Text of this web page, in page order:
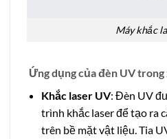
Máy khắc
Ứng dụng của đèn UV
Khắc laser UV: Đèn UV
trình khắc laser để tạo ra
trên bề mặt vật liệu. Tia